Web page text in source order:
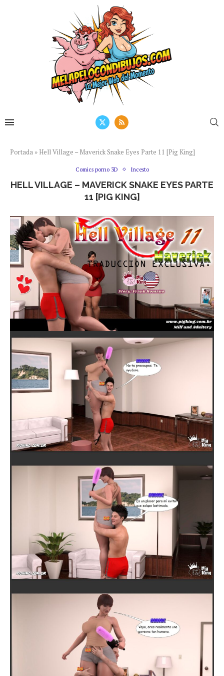
Portada » Hell Village – Maverick Snake Eyes Parte 11 [Pig King]
Comics porno 3D Incesto
HELL VILLAGE – MAVERICK SNAKE EYES PARTE
11 [PIG KING]